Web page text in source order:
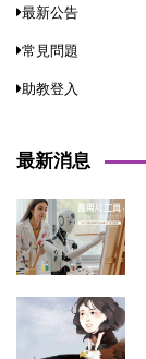
最新公告
常見問題
助教登入
最新消息